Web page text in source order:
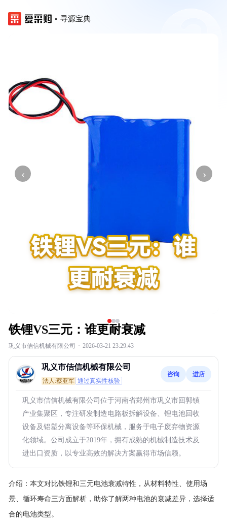
寻源宝典
‹ ›
铁锂VS三元：谁更耐衰减
巩义市佶信机械有限公司 · 2026-03-21 23:29:43
巩义市佶信机械有限公司
法人:蔡亚军 通过真实性核验
咨询 进店
巩义市佶信机械有限公司位于河南省郑州市巩义市回郭镇
产业集聚区，专注研发制造电路板拆解设备、锂电池回收
设备及铝塑分离设备等环保机械，服务于电子废弃物资源
化领域。公司成立于2019年，拥有成熟的机械制造技术及
进出口资质，以专业高效的解决方案赢得市场信赖。
介绍： 本文对比铁锂和三元电池衰减特性，从材料特性、使用场
景、循环寿命三方面解析，助你了解两种电池的衰减差异，选择适
合的电池类型。